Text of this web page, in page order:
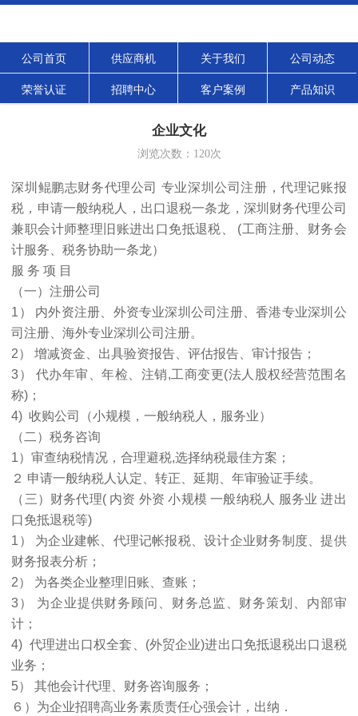
公司首页 供应商机 关于我们 公司动态
荣誉认证 招聘中心 客户案例 产品知识
企业文化
浏览次数： 120次
深圳鲲鹏志财务代理公司 专业深圳公司注册，代理记账报
税，申请一般纳税人，出口退税一条龙，深圳财务代理公司
兼职会计师整理旧账进出口免抵退税、 (工商注册、财务会
计服务、税务协助一条龙）
服 务 项 目
（一）注册公司
1） 内外资注册、外资专业深圳公司注册、香港专业深圳公
司注册、海外专业深圳公司注册。
2） 增减资金、出具验资报告、评估报告、审计报告；
3） 代办年审、年检、注销,工商变更(法人股权经营范围名
称)；
4) 收购公司（小规模，一般纳税人，服务业）
（二）税务咨询
1）审查纳税情况，合理避税,选择纳税最佳方案；
２ 申请一般纳税人认定、转正、延期、年审验证手续。
（三）财务代理( 内资 外资 小规模 一般纳税人 服务业 进出
口免抵退税等)
1） 为企业建帐、代理记帐报税、设计企业财务制度、提供
财务报表分析；
2） 为各类企业整理旧账、查账；
3） 为企业提供财务顾问、财务总监、财务策划、内部审
计；
4) 代理进出口权全套、(外贸企业)进出口免抵退税出口退税
业务；
5） 其他会计代理、财务咨询服务；
６）为企业招聘高业务素质责任心强会计，出纳．